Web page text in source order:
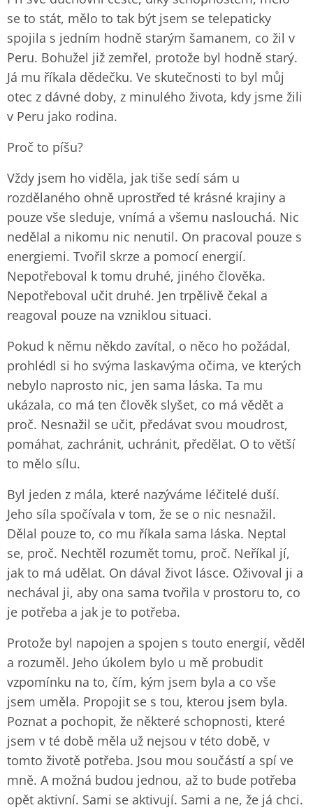
se to stát, mělo to tak být jsem se telepaticky
spojila s jedním hodně starým šamanem, co žil v
Peru. Bohužel již zemřel, protože byl hodně starý.
Já mu říkala dědečku. Ve skutečnosti to byl můj
otec z dávné doby, z minulého života, kdy jsme žili
v Peru jako rodina.
Proč to píšu?
Vždy jsem ho viděla, jak tiše sedí sám u
rozdělaného ohně uprostřed té krásné krajiny a
pouze vše sleduje, vnímá a všemu naslouchá. Nic
nedělal a nikomu nic nenutil. On pracoval pouze s
energiemi. Tvořil skrze a pomocí energií.
Nepotřeboval k tomu druhé, jiného člověka.
Nepotřeboval učit druhé. Jen trpělivě čekal a
reagoval pouze na vzniklou situaci.
Pokud k němu někdo zavítal, o něco ho požádal,
prohlédl si ho svýma laskavýma očima, ve kterých
nebylo naprosto nic, jen sama láska. Ta mu
ukázala, co má ten člověk slyšet, co má vědět a
proč. Nesnažil se učit, předávat svou moudrost,
pomáhat, zachránit, uchránit, předělat. O to větší
to mělo sílu.
Byl jeden z mála, které nazýváme léčitelé duší.
Jeho síla spočívala v tom, že se o nic nesnažil.
Dělal pouze to, co mu říkala sama láska. Neptal
se, proč. Nechtěl rozumět tomu, proč. Neříkal jí,
jak to má udělat. On dával život lásce. Oživoval ji a
nechával ji, aby ona sama tvořila v prostoru to, co
je potřeba a jak je to potřeba.
Protože byl napojen a spojen s touto energií, věděl
a rozuměl. Jeho úkolem bylo u mě probudit
vzpomínku na to, čím, kým jsem byla a co vše
jsem uměla. Propojit se s tou, kterou jsem byla.
Poznat a pochopit, že některé schopnosti, které
jsem v té době měla už nejsou v této době, v
tomto životě potřeba. Jsou mou součástí a spí ve
mně. A možná budou jednou, až to bude potřeba
opět aktivní. Sami se aktivují. Sami a ne, že já chci.